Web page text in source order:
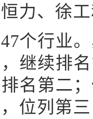
力、徐
行业。
继续排
名第二
位列第